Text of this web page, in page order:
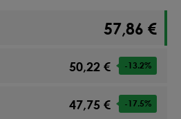
57,86 €
50,22 € -13.2%
47,75 € -17.5%